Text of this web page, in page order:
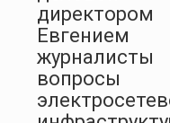
директором
Евгением
вопросы